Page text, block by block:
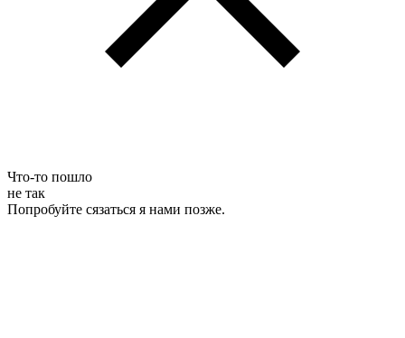
Что-то пошло
не так
Попробуйте сязаться я нами позже.